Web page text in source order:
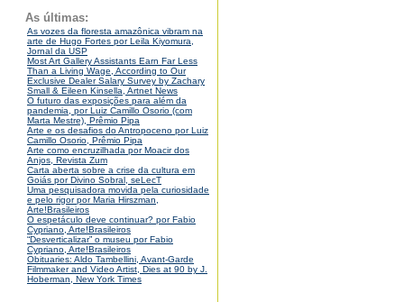
As últimas:
As vozes da floresta amazônica vibram na
arte de Hugo Fortes por Leila Kiyomura,
Jornal da USP
Most Art Gallery Assistants Earn Far Less
Than a Living Wage, According to Our
Exclusive Dealer Salary Survey by Zachary
Small & Eileen Kinsella, Artnet News
O futuro das exposições para além da
pandemia, por Luiz Camillo Osorio (com
Marta Mestre), Prêmio Pipa
Arte e os desafios do Antropoceno por Luiz
Camillo Osorio, Prêmio Pipa
Arte como encruzilhada por Moacir dos
Anjos, Revista Zum
Carta aberta sobre a crise da cultura em
Goiás por Divino Sobral, seLecT
Uma pesquisadora movida pela curiosidade
e pelo rigor por Maria Hirszman,
Arte!Brasileiros
O espetáculo deve continuar? por Fabio
Cypriano, Arte!Brasileiros
“Desverticalizar” o museu por Fabio
Cypriano, Arte!Brasileiros
Obituaries: Aldo Tambellini, Avant-Garde
Filmmaker and Video Artist, Dies at 90 by J.
Hoberman, New York Times